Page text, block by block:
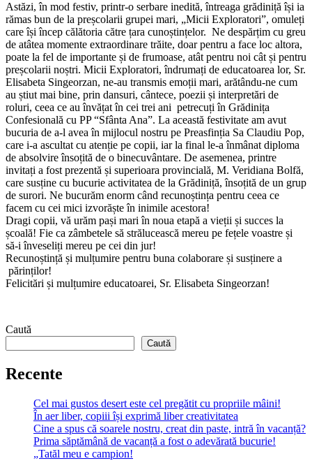
Astăzi, în mod festiv, printr-o serbare inedită, întreaga grădiniță își ia
rămas bun de la preșcolarii grupei mari, „Micii Exploratori”, omuleți
care își încep călătoria către țara cunoștințelor. Ne despărțim cu greu
de atâtea momente extraordinare trăite, doar pentru a face loc altora,
poate la fel de importante și de frumoase, atât pentru noi cât și pentru
preșcolarii noștri. Micii Exploratori, îndrumați de educatoarea lor, Sr.
Elisabeta Singeorzan, ne-au transmis emoții mari, arătându-ne cum
au știut mai bine, prin dansuri, cântece, poezii și interpretări de
roluri, ceea ce au învățat în cei trei ani petrecuți în Grădinița
Confesională cu PP “Sfânta Ana”. La această festivitate am avut
bucuria de a-l avea în mijlocul nostru pe Preasfinția Sa Claudiu Pop,
care i-a ascultat cu atenție pe copii, iar la final le-a înmânat diploma
de absolvire însoțită de o binecuvântare. De asemenea, printre
invitați a fost prezentă și superioara provincială, M. Veridiana Bolfă,
care susține cu bucurie activitatea de la Grădiniță, însoțită de un grup
de surori. Ne bucurăm enorm când recunoștința pentru ceea ce
facem cu cei mici izvorăște în inimile acestora!
Dragi copii, vă urăm pași mari în noua etapă a vieții și succes la
școală! Fie ca zâmbetele să strălucească mereu pe fețele voastre și
să-i înveseliți mereu pe cei din jur!
Recunoștință și mulțumire pentru buna colaborare și susținere a
părinților!
Felicitări și mulțumire educatoarei, Sr. Elisabeta Singeorzan!
Caută
Caută
Recente
Cel mai gustos desert este cel pregătit cu propriile mâini!
În aer liber, copiii își exprimă liber creativitatea
Cine a spus că soarele nostru, creat din paste, intră în vacanță?
Prima săptămână de vacanță a fost o adevărată bucurie!
„Tatăl meu e campion!